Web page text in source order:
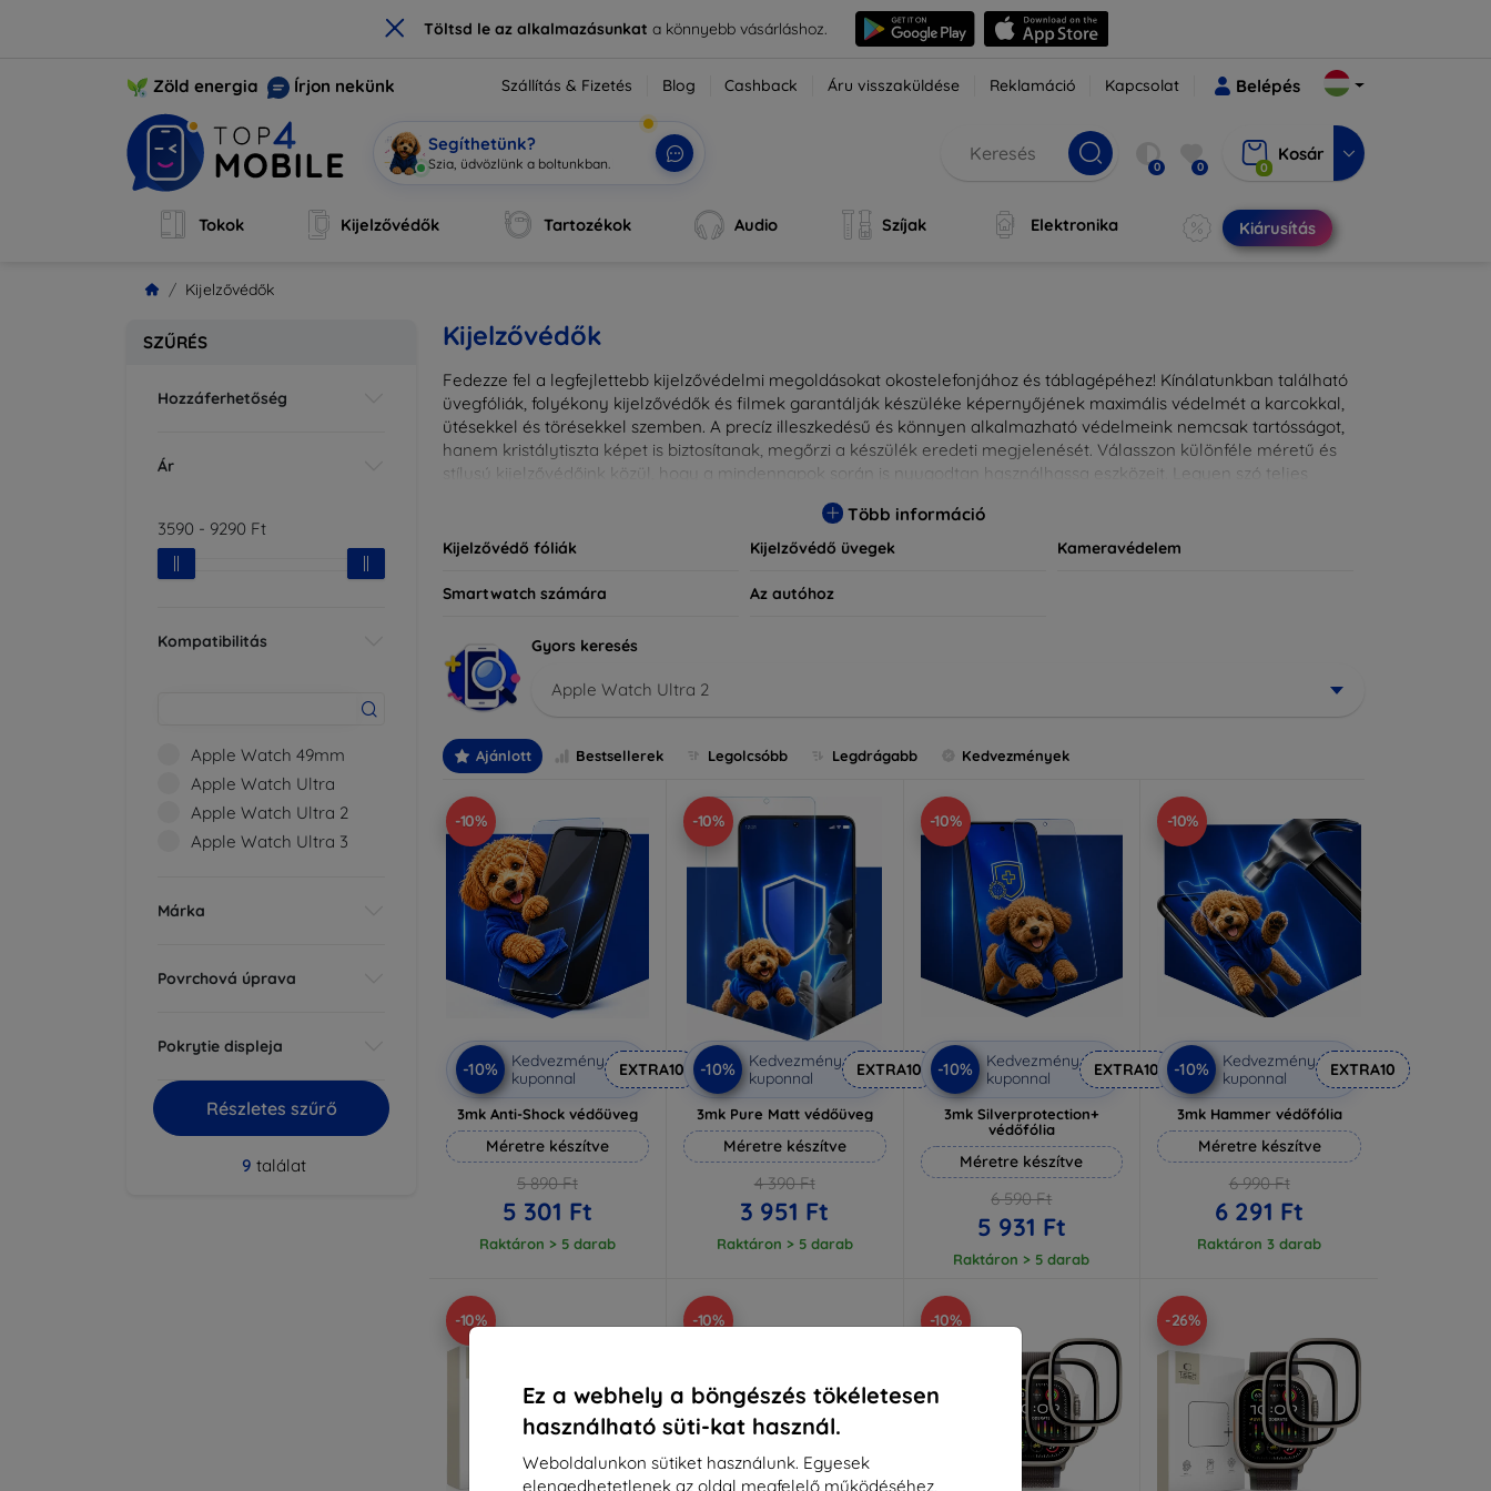
× Töltsd le az alkalmazásunkata könnyebb vásárláshoz.
Ez a webhely a böngészés tökéletesen
használható süti-kat használ.
Weboldalunkon sütiket használunk. Egyesek
elengedhetetlenek az oldal megfelelő működéséhez,
Zöld energia Írjon nekünk Szállítás & Fizetés Blog Cashback Áru visszaküldése Reklamáció Kapcsolat Belépés
Segíthetünk?
M| 0 0 0
Kosár
Tokok Kijelzővédők Tartozékok Audio Szíjak Elektronika Kiárusítás
Kijelzővédők
SZŰRÉS
Hozzáferhetőség
Ár
3590 - 9290 Ft
Kompatibilitás
Apple Watch 49mm
Apple Watch Ultra
Apple Watch Ultra 2
Apple Watch Ultra 3
Márka
Povrchová úprava
Pokrytie displeja
Részletes szűrő
9 találat
Kijelzővédők
Fedezze fel a legfejlettebb kijelzővédelmi megoldásokat okostelefonjához és táblagépéhez! Kínálatunkban található
üvegfóliák, folyékony kijelzővédők és filmek garantálják készüléke képernyőjének maximális védelmét a karcokkal,
ütésekkel és törésekkel szemben. A precíz illeszkedésű és könnyen alkalmazható védelmeink nemcsak tartósságot,
hanem kristálytiszta képet is biztosítanak, megőrzi a készülék eredeti megjelenését. Válasszon különféle méretű és
stílusú kijelzővédőink közül, hogy a mindennapok során is nyugodtan használhassa eszközeit. Legyen szó teljes
Több információ
Kijelzővédő fóliák Kijelzővédő üvegek Kameravédelem
Smartwatch számára Az autóhoz
Gyors keresés
Apple Watch Ultra 2
Ajánlott Bestsellerek Legolcsóbb Legdrágabb Kedvezmények
-10%
-10%
Kedvezmény
kuponnal
EXTRA10
3mk Anti-Shock védőüveg
Méretre készítve
5 890 Ft
5 301 Ft
Raktáron > 5 darab
-10%
-10%
Kedvezmény
kuponnal
EXTRA10
3mk Pure Matt védőüveg
Méretre készítve
4 390 Ft
3 951 Ft
Raktáron > 5 darab
-10%
-10%
Kedvezmény
kuponnal
EXTRA10
3mk Silverprotection+
védőfólia
Méretre készítve
6 590 Ft
5 931 Ft
Raktáron > 5 darab
-10%
-10%
Kedvezmény
kuponnal
EXTRA10
3mk Hammer védőfólia
Méretre készítve
6 990 Ft
6 291 Ft
Raktáron 3 darab
-10% -10% -10% -26%